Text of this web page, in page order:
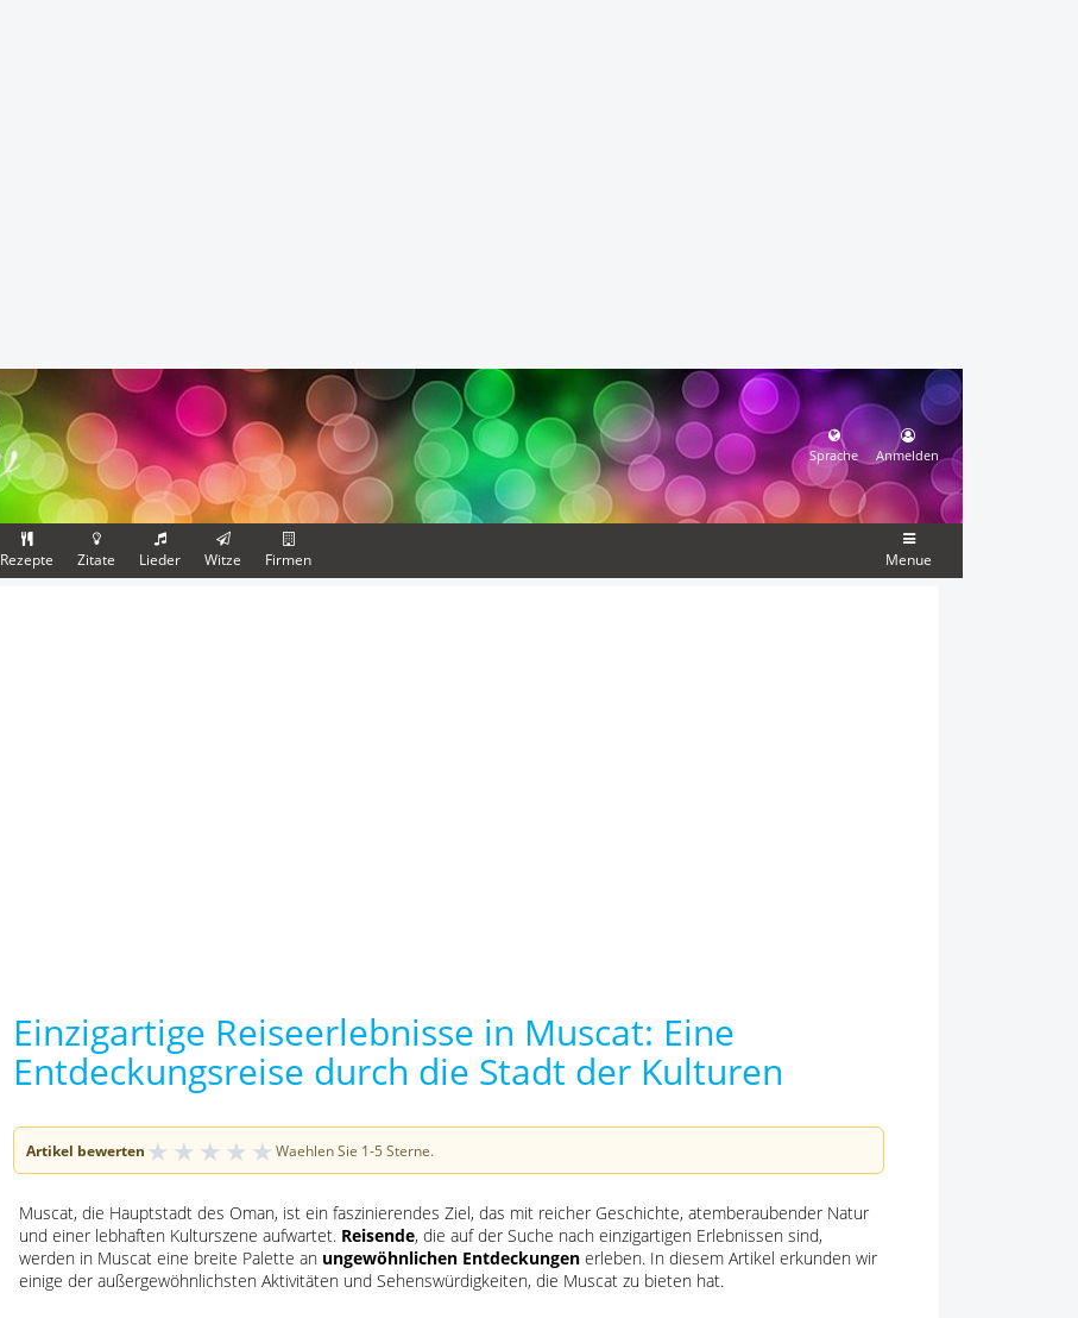
Sprache Anmelden
Rezepte Zitate Lieder Witze Firmen Menue
Einzigartige Reiseerlebnisse in Muscat: Eine
Entdeckungsreise durch die Stadt der Kulturen
Artikel bewerten ★ ★ ★ ★ ★ Waehlen Sie 1-5 Sterne.
Muscat, die Hauptstadt des Oman, ist ein faszinierendes Ziel, das mit reicher Geschichte, atemberaubender Natur
und einer lebhaften Kulturszene aufwartet. Reisende, die auf der Suche nach einzigartigen Erlebnissen sind,
werden in Muscat eine breite Palette an ungewöhnlichen Entdeckungen erleben. In diesem Artikel erkunden wir
einige der außergewöhnlichsten Aktivitäten und Sehenswürdigkeiten, die Muscat zu bieten hat.